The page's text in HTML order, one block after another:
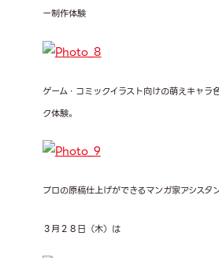
ー制作体験
ゲーム・コミックイラスト向けの萌えキャラ
ク体験。
プロの原稿仕上げができるマンガ家アシスタ
３月２８日（木）は